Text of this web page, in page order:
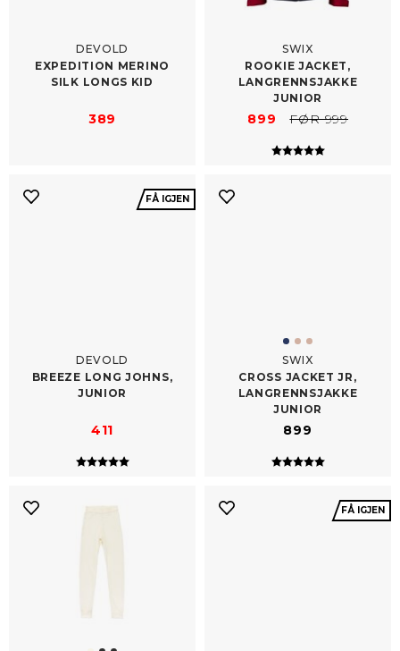
DEVOLD
EXPEDITION MERINO
SILK LONGS KID
389
SWIX
ROOKIE JACKET,
LANGRENNSJAKKE
JUNIOR
899 FØR 999
Karakter:
5.0 av 5
FÅ IGJEN
DEVOLD
BREEZE LONG JOHNS,
JUNIOR
411
Karakter:
5.0 av 5 mulige
SWIX
CROSS JACKET JR,
LANGRENNSJAKKE
JUNIOR
899
Karakter:
5.0 av 5
FÅ IGJEN